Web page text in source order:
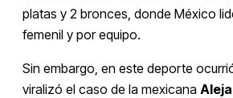
platas y 2 bronces, donde México
femenil y por equipo.
Sin embargo, en este deporte
viralizó el caso de la mexicana